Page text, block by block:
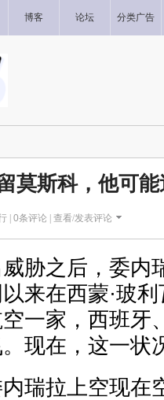
博客 论坛 分类广告
莫斯科，他可
| 0条评论 | 查看/发表评论
胁之后，委内
来在西蒙·玻
一家，西班牙
现在，这一状
瑞拉上空现在